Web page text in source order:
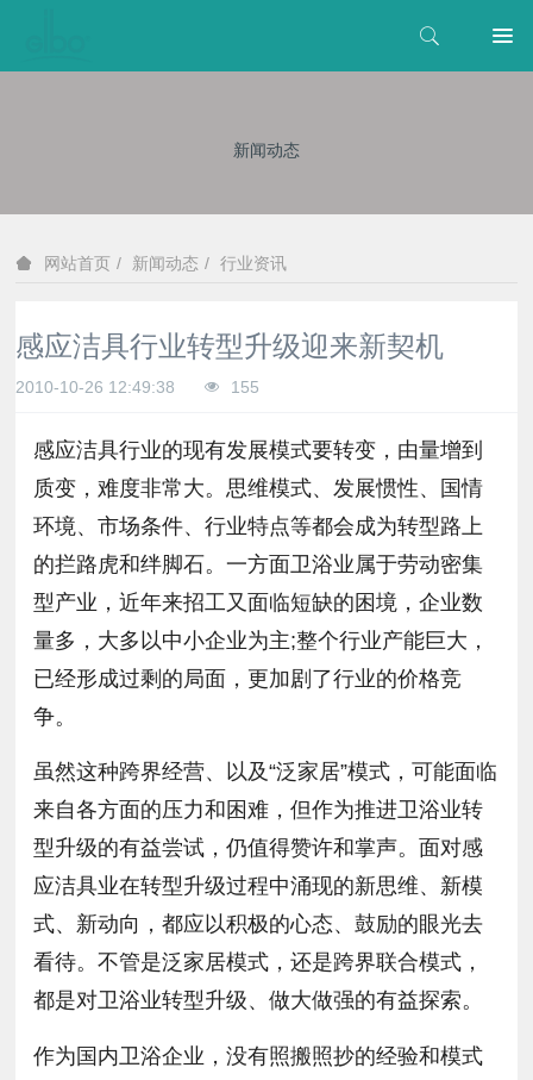
新闻动态
网站首页 新闻动态 行业资讯
感应洁具行业转型升级迎来新契机
2010-10-26 12:49:38 155
感应洁具行业的现有发展模式要转变，由量增到
质变，难度非常大。思维模式、发展惯性、国情
环境、市场条件、行业特点等都会成为转型路上
的拦路虎和绊脚石。一方面卫浴业属于劳动密集
型产业，近年来招工又面临短缺的困境，企业数
量多，大多以中小企业为主;整个行业产能巨大，
已经形成过剩的局面，更加剧了行业的价格竞
争。
虽然这种跨界经营、以及“泛家居”模式，可能面临
来自各方面的压力和困难，但作为推进卫浴业转
型升级的有益尝试，仍值得赞许和掌声。面对感
应洁具业在转型升级过程中涌现的新思维、新模
式、新动向，都应以积极的心态、鼓励的眼光去
看待。不管是泛家居模式，还是跨界联合模式，
都是对卫浴业转型升级、做大做强的有益探索。
作为国内卫浴企业，没有照搬照抄的经验和模式